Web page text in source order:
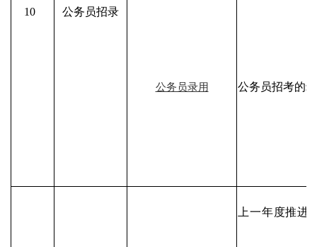
10 公务员招录
公务员录用 公务员招考的
上一年度推进